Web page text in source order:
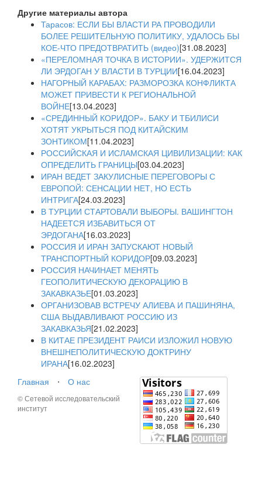
Другие материалы автора
Тарасов: ЕСЛИ БЫ ВЛАСТИ РА ПРОВОДИЛИ
БОЛЕЕ РЕШИТЕЛЬНУЮ ПОЛИТИКУ, УДАЛОСЬ БЫ
КОЕ-ЧТО ПРЕДОТВРАТИТЬ (видео)[31.08.2023]
«ПЕРЕЛОМНАЯ ТОЧКА В ИСТОРИИ». УДЕРЖИТСЯ
ЛИ ЭРДОГАН У ВЛАСТИ В ТУРЦИИ[16.04.2023]
НАГОРНЫЙ КАРАБАХ: РАЗМОРОЗКА КОНФЛИКТА
МОЖЕТ ПРИВЕСТИ К РЕГИОНАЛЬНОЙ
ВОЙНЕ[13.04.2023]
«СРЕДИННЫЙ КОРИДОР». БАКУ И ТБИЛИСИ
ХОТЯТ УКРЫТЬСЯ ПОД КИТАЙСКИМ
ЗОНТИКОМ[11.04.2023]
РОССИЙСКАЯ И ИСЛАМСКАЯ ЦИВИЛИЗАЦИИ: КАК
ОПРЕДЕЛИТЬ ГРАНИЦЫ[03.04.2023]
ИРАН ВЕДЕТ ЗАКУЛИСНЫЕ ПЕРЕГОВОРЫ С
ЕВРОПОЙ: СЕНСАЦИИ НЕТ, НО ЕСТЬ
ИНТРИГА[24.03.2023]
В ТУРЦИИ СТАРТОВАЛИ ВЫБОРЫ. ВАШИНГТОН
НАДЕЕТСЯ ИЗБАВИТЬСЯ ОТ
ЭРДОГАНА[16.03.2023]
РОССИЯ И ИРАН ЗАПУСКАЮТ НОВЫЙ
ТРАНСПОРТНЫЙ КОРИДОР[09.03.2023]
РОССИЯ НАЧИНАЕТ МЕНЯТЬ
ГЕОПОЛИТИЧЕСКУЮ ДЕКОРАЦИЮ В
ЗАКАВКАЗЬЕ[01.03.2023]
ОРГАНИЗОВАВ ВСТРЕЧУ АЛИЕВА И ПАШИНЯНА,
США ВЫДАВЛИВАЮТ РОССИЮ ИЗ
ЗАКАВКАЗЬЯ[21.02.2023]
В КИТАЕ ПРЕЗИДЕНТ РАИСИ ИЗЛОЖИЛ НОВУЮ
ВНЕШНЕПОЛИТИЧЕСКУЮ ДОКТРИНУ
ИРАНА[16.02.2023]
Главная
⋅ О нас
© Сетевой исследовательский
институт